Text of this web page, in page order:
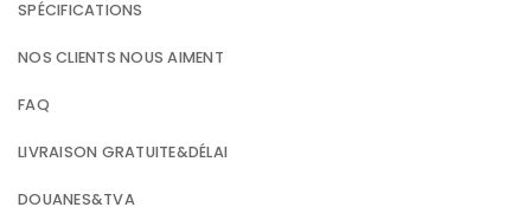
SPÉCIFICATIONS
NOS CLIENTS NOUS AIMENT
FAQ
LIVRAISON GRATUITE&DÉLAI
DOUANES&TVA